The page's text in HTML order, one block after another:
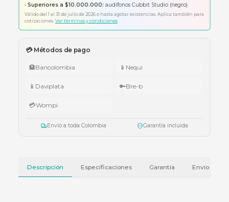
Envío a todo Colombia Garantía oficial
•$1.000.000 – $4.999.999:
•$5.000.000 – $9.999.999:
teclado Logitech Pebble Keys 2
Válido del 1 al 31 de julio de 2026 o hasta agotar existencias. Aplica también
💳 Métodos de pago
Daviplata